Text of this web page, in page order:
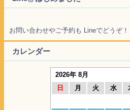
お問い合わせやご予約も Lineでどうぞ！
カレンダー
2026年 8月
日
月 火 水